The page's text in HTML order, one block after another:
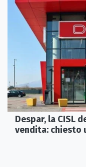
Despar, la CISL
vendita: chiesto